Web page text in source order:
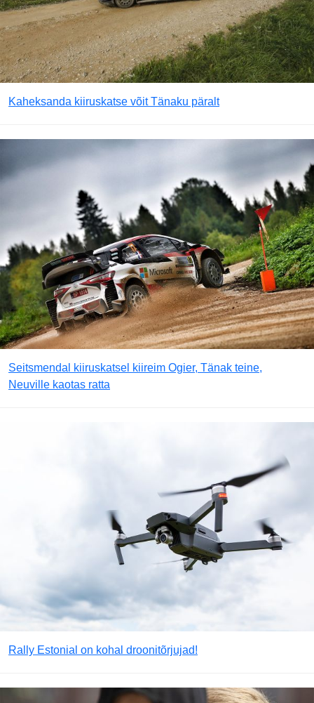
Kaheksanda kiiruskatse võit Tänaku päralt
Seitsmendal kiiruskatsel kiireim Ogier, Tänak teine,
Neuville kaotas ratta
Rally Estonial on kohal droonitõrjujad!